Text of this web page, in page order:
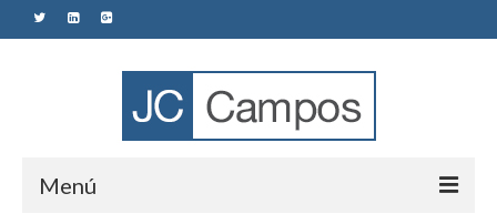
Menú